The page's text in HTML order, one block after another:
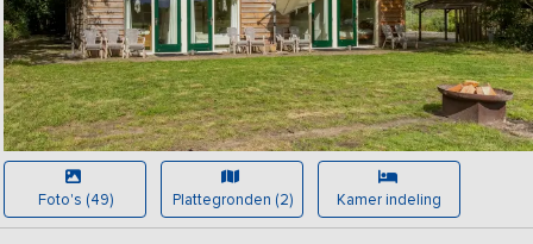
Foto's (49) Plattegronden (2) Kamer indeling